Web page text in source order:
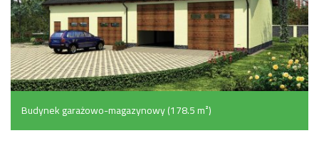
Budynek garażowo-magazynowy (178.5 m²)